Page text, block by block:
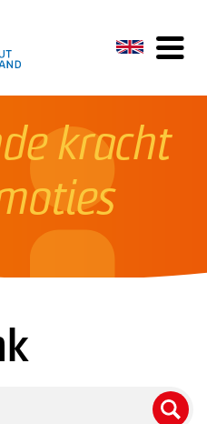
kracht